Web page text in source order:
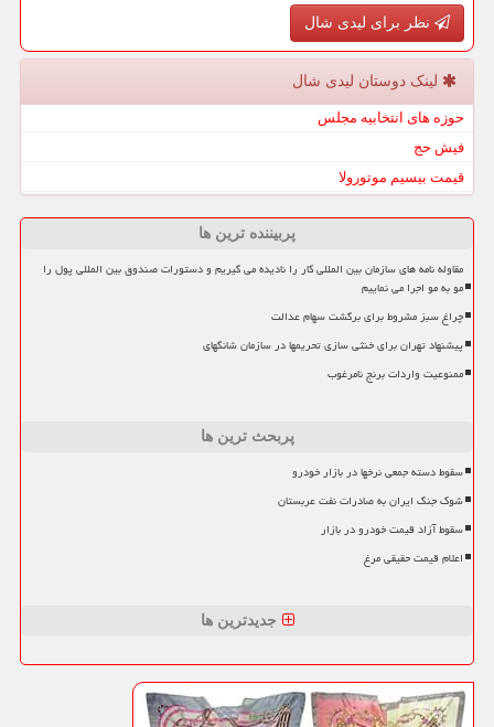
نظر برای لیدی شال
لینک دوستان لیدی شال
حوزه های انتخابیه مجلس
فیش حج
قیمت بیسیم موتورولا
پربیننده ترین ها
مقاوله نامه های سازمان بین المللی کار را نادیده می گیریم و دستورات صندوق بین المللی پول را
مو به مو اجرا می نماییم
چراغ سبز مشروط برای برگشت سهام عدالت
پیشنهاد تهران برای خنثی سازی تحریمها در سازمان شانگهای
ممنوعیت واردات برنج نامرغوب
پربحث ترین ها
سقوط دسته جمعی نرخها در بازار خودرو
شوک جنگ ایران به صادرات نفت عربستان
سقوط آزاد قیمت خودرو در بازار
اعلام قیمت حقیقی مرغ
جدیدترین ها